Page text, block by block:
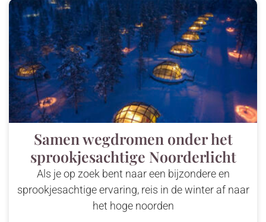
Samen wegdromen onder het
sprookjesachtige Noorderlicht
Als je op zoek bent naar een bijzondere en
sprookjesachtige ervaring, reis in de winter af naar
het hoge noorden